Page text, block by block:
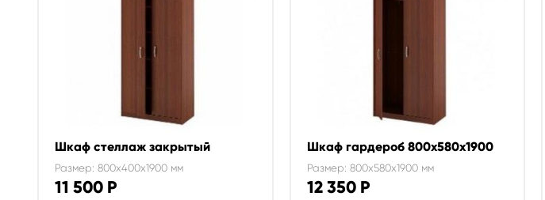
Шкаф стеллаж закрытый
Размер: 800x400x1900 мм
11 500 Р
Шкаф гардероб 800х580х1900
Размер: 800x580x1900 мм
12 350 Р